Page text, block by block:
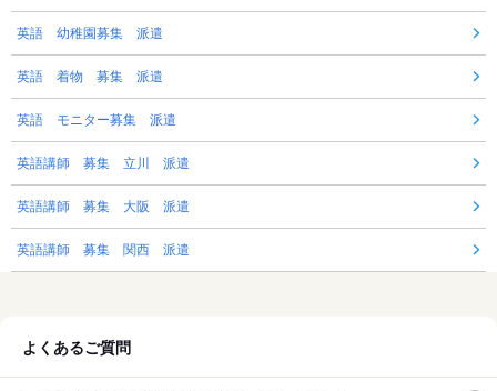
英語 幼稚園募集 派遣
英語 着物 募集 派遣
英語 モニター募集 派遣
英語講師 募集 立川 派遣
英語講師 募集 大阪 派遣
英語講師 募集 関西 派遣
よくあるご質問